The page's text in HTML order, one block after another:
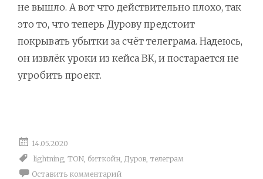
не вышло. А вот что действительно плохо, так
это то, что теперь Дурову предстоит
покрывать убытки за счёт телеграма. Надеюсь,
он извлёк уроки из кейса ВК, и постарается не
угробить проект.
14.05.2020
lightning TON биткойн Дуров телеграм
Оставить комментарий